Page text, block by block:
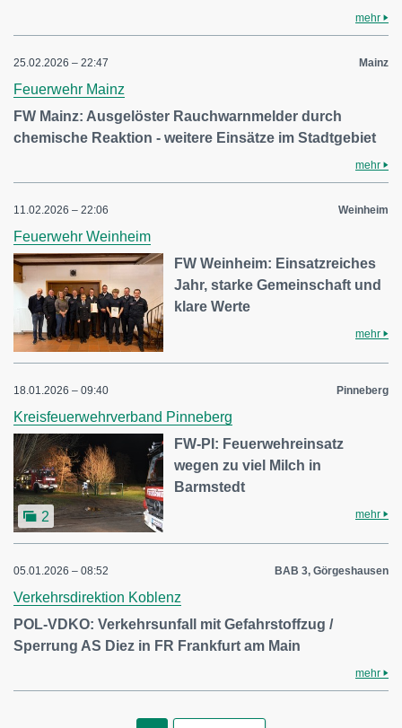
mehr
25.02.2026 – 22:47 Mainz
Feuerwehr Mainz
FW Mainz: Ausgelöster Rauchwarnmelder durch
chemische Reaktion - weitere Einsätze im Stadtgebiet
mehr
11.02.2026 – 22:06 Weinheim
Feuerwehr Weinheim
FW Weinheim: Einsatzreiches
Jahr, starke Gemeinschaft und
klare Werte
mehr
18.01.2026 – 09:40 Pinneberg
Kreisfeuerwehrverband Pinneberg
2
FW-PI: Feuerwehreinsatz
wegen zu viel Milch in
Barmstedt
mehr
05.01.2026 – 08:52 BAB 3, Görgeshausen
Verkehrsdirektion Koblenz
POL-VDKO: Verkehrsunfall mit Gefahrstoffzug /
Sperrung AS Diez in FR Frankfurt am Main
mehr